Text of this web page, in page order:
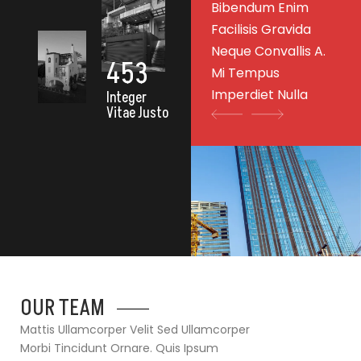
Integer
Vitae Justo
453
Bibendum Enim
Facilisis Gravida
Neque Convallis A.
Mi Tempus
Imperdiet Nulla
OUR TEAM
Mattis Ullamcorper Velit Sed Ullamcorper
Morbi Tincidunt Ornare. Quis Ipsum